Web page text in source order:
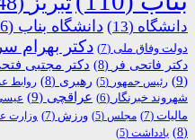
دانشگاه (13) دانشگاه بناب (16)
دولت وفاق ملی (7) دکتر بهرام
دکتر فاتحی فر (8) دکتر مجتبی
(9)
رئیس جمهور (5) رهبری (8) روابط
شهروند خبرنگار (6) عراقچی (9)
مالیات (7) مجلس (5) ورزش (7) وزارت
(8)
یادداشت (5)